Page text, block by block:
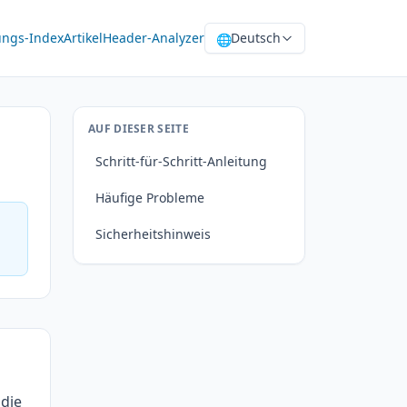
IndexArtikelHeader-Analyzer 🌐Deutsch
AUF DIESER SEITE
Schritt-für-Schritt-Anleitung
Häufige Probleme
Sicherheitshinweis